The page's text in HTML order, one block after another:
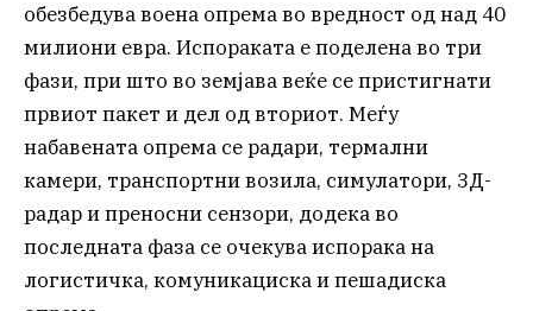
обезбедува воена опрема во вредност од над 40
милиони евра. Испораката е поделена во три
фази, при што во земјава веќе се пристигнати
првиот пакет и дел од вториот. Меѓу
набавената опрема се радари, термални
камери, транспортни возила, симулатори, 3Д-
радар и преносни сензори, додека во
последната фаза се очекува испорака на
логистичка, комуникациска и пешадиска